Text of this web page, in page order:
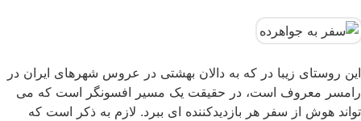
این روستای زیبا در که به دالان بهشتی در عروس شهرهای ایران در
رامسر معروف است، در حقیقت یک مسیر افسونگر است که می
تواند هوش از سفر هر بازدیدکننده ای ببرد. لازم به ذکر است که